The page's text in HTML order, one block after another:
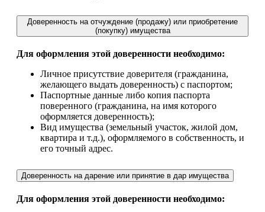
Доверенность на отчуждение (продажу) или приобретение
(покупку) имущества
Для оформления этой доверенности необходимо:
Личное присутствие доверителя (гражданина,
желающего выдать доверенность) с паспортом;
Паспортные данные либо копия паспорта
поверенного (гражданина, на имя которого
оформляется доверенность);
Вид имущества (земельный участок, жилой дом,
квартира и т.д.), оформляемого в собственность, и
его точный адрес.
Доверенность на дарение или принятие в дар имущества
Для оформления этой доверенности необходимо: